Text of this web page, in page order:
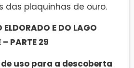
das plaquinhas de ouro.
E DO LAGO
PARTE 29
de uso para a descoberta